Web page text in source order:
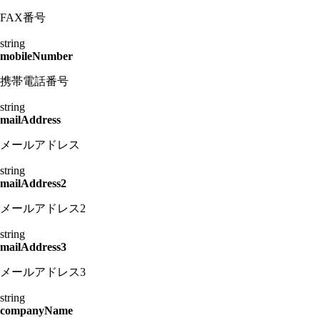
FAX番号
string
mobileNumber
携帯電話番号
string
mailAddress
メールアドレス
string
mailAddress2
メールアドレス2
string
mailAddress3
メールアドレス3
string
companyName